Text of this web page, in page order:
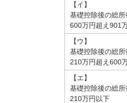
【イ】
基礎控除後の総
600万円超え901
【ウ】
基礎控除後の総
210万円超え600
【エ】
基礎控除後の総
210万円以下